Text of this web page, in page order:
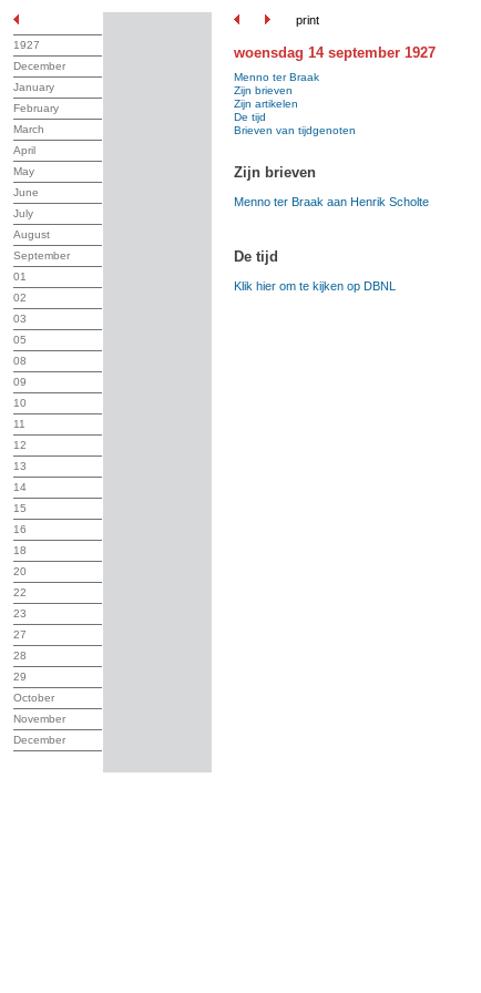
print
1927
December
January
February
March
April
May
June
July
August
September
01
02
03
05
08
09
10
11
12
13
14
15
16
18
20
22
23
27
28
29
October
November
December
woensdag 14 september 1927
Menno ter Braak
Zijn brieven
Zijn artikelen
De tijd
Brieven van tijdgenoten
Zijn brieven
Menno ter Braak aan Henrik Scholte
De tijd
Klik hier om te kijken op DBNL